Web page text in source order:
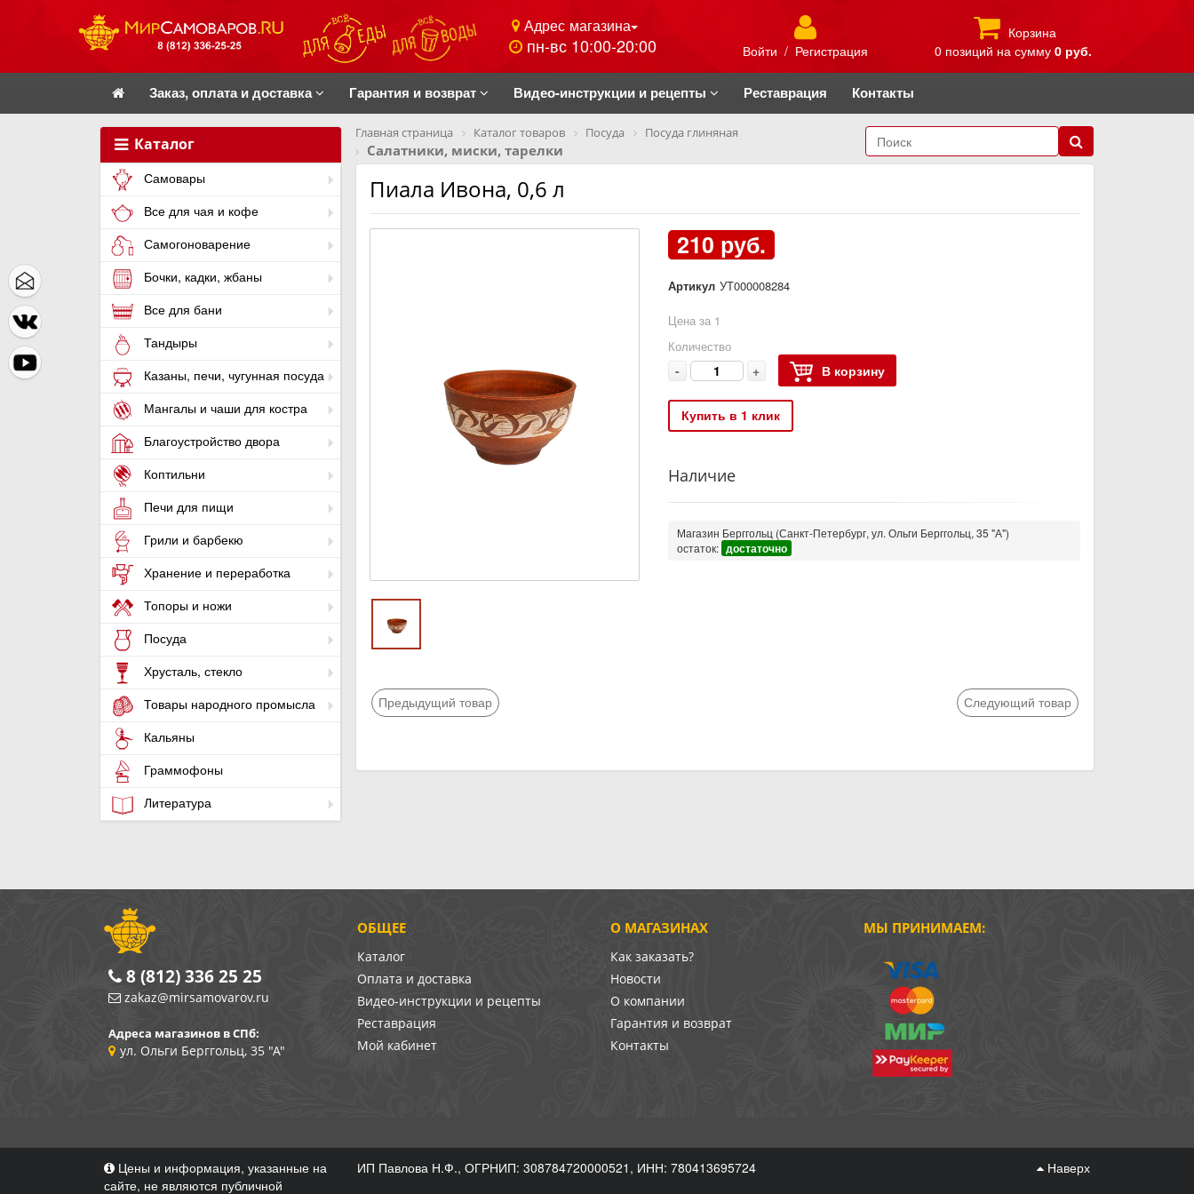
Адрес магазина
пн-вс 10:00-20:00 Войти / Регистрация
Корзина
0 позиций на сумму 0 руб.
Заказ, оплата и доставка Гарантия и возврат Видео-инструкции и рецепты Реставрация Контакты
Каталог
Самовары
Все для чая и кофе
Самогоноварение
Бочки, кадки, жбаны
Все для бани
Тандыры
Казаны, печи, чугунная посуда
Мангалы и чаши для костра
Благоустройство двора
Коптильни
Печи для пищи
Грили и барбекю
Хранение и переработка
Топоры и ножи
Посуда
Хрусталь, стекло
Товары народного промысла
Кальяны
Граммофоны
Литература
Главная страница Каталог товаров Посуда Посуда глиняная
Салатники, миски, тарелки
Пиала Ивона, 0,6 л
210 руб.
Артикул УТ000008284
Цена за 1
Количество
- + В корзину
Купить в 1 клик
Наличие
Магазин Берггольц (Санкт-Петербург, ул. Ольги Берггольц, 35 "А")
остаток: достаточно
Предыдущий товар Следующий товар
О МАГАЗИНАХ
Как заказать?
Новости
О компании
Гарантия и возврат
Контакты
ОБЩЕЕ
Каталог
Оплата и доставка
Видео-инструкции и рецепты
Реставрация
Мой кабинет
МЫ ПРИНИМАЕМ:
8 (812) 336 25 25
zakaz@mirsamovarov.ru
Адреса магазинов в СПб:
ул. Ольги Берггольц, 35 "А"
Цены и информация, указанные на
сайте, не являются публичной
ИП Павлова Н.Ф., ОГРНИП: 308784720000521, ИНН: 780413695724 Наверх